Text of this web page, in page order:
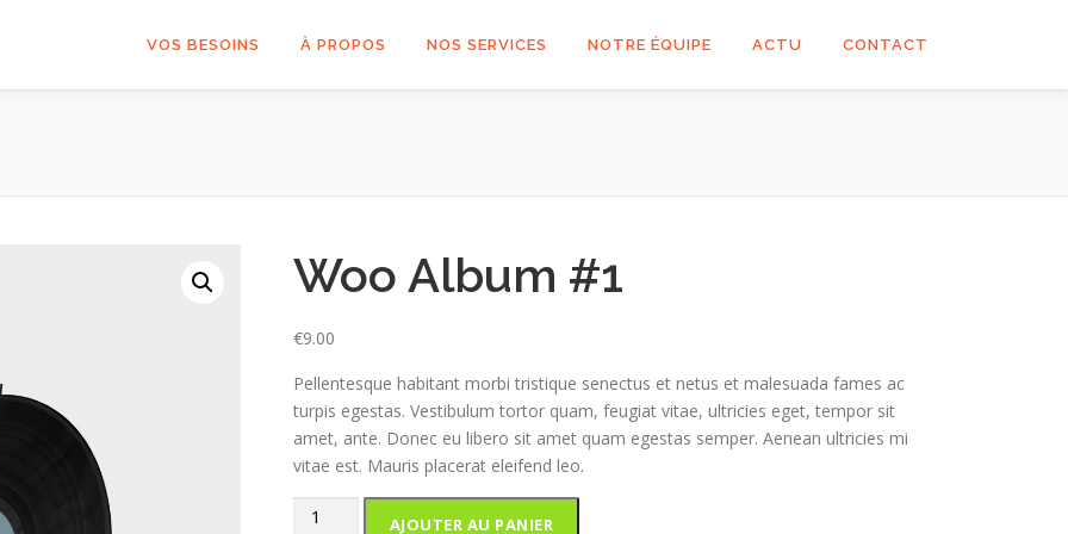
VOS BESOINS À PROPOS NOS SERVICES NOTRE ÉQUIPE ACTU CONTACT
Woo Album #1
€9.00
Pellentesque habitant morbi tristique senectus et netus et malesuada fames ac
turpis egestas. Vestibulum tortor quam, feugiat vitae, ultricies eget, tempor sit
amet, ante. Donec eu libero sit amet quam egestas semper. Aenean ultricies mi
vitae est. Mauris placerat eleifend leo.
quantité
AJOUTER AU PANIER